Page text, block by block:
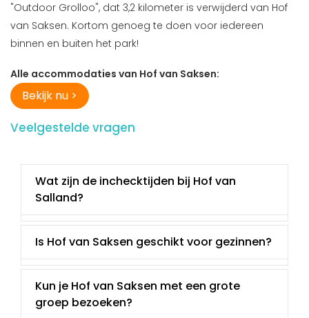
"Outdoor Grolloo", dat 3,2 kilometer is verwijderd van Hof
van Saksen. Kortom genoeg te doen voor iedereen
binnen en buiten het park!
Alle accommodaties van Hof van Saksen:
Bekijk nu >
Veelgestelde vragen
Wat zijn de inchecktijden bij Hof van
Salland?
Is Hof van Saksen geschikt voor gezinnen?
Kun je Hof van Saksen met een grote
groep bezoeken?